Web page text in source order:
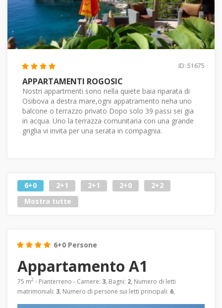
ID: 51675
APPARTAMENTI ROGOSIC
Nostri appartmenti sono nella quiete baia riparata di
Osibova a destra mare,ogni appatramento neha uno
balcone o terrazzo privato Dopo solo 39 passi sei gia
in acqua. Uno la terrazza comunitaria con una grande
griglia vi invita per una serata in compagnia.
6+0 2+1 2+1 2+0
2+2
Mostra tutte
6+0 Persone
Appartamento A1
75 m2 - Pianterreno - Camere: 3, Bagni: 2, Numero di letti
matrimoniali: 3, Numero di persone sui letti principali: 6,